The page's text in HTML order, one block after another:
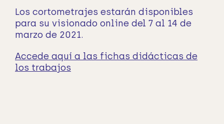
Los cortometrajes estarán disponibles
para su visionado online del 7 al 14 de
marzo de 2021.
Accede aquí a las fichas didácticas de
los trabajos